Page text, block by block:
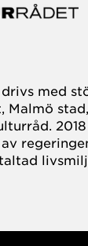
med
Malmö